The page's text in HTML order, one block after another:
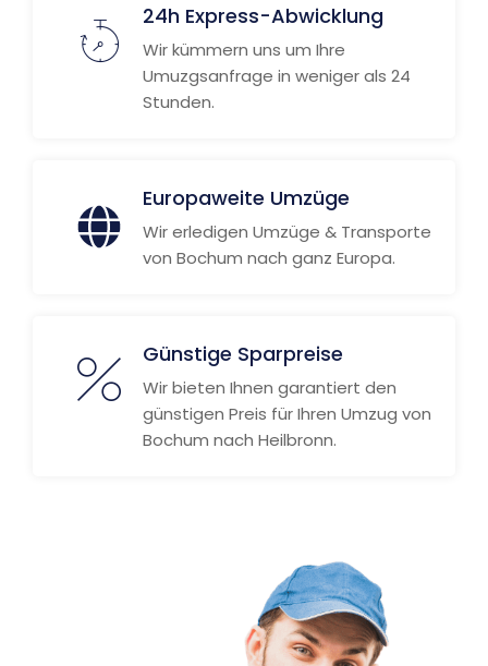
24h Express-Abwicklung
Wir kümmern uns um Ihre
Umuzgsanfrage in weniger als 24
Stunden.
Europaweite Umzüge
Wir erledigen Umzüge & Transporte
von Bochum nach ganz Europa.
Günstige Sparpreise
Wir bieten Ihnen garantiert den
günstigen Preis für Ihren Umzug von
Bochum nach Heilbronn.